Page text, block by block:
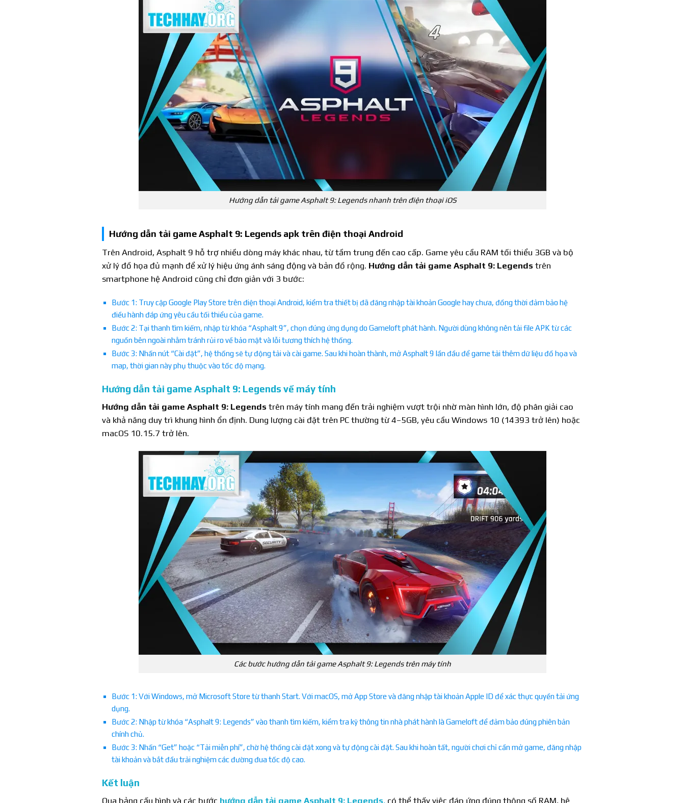
Hướng dẫn tải game Asphalt 9: Legends nhanh trên điện thoại iOS
Hướng dẫn tải game Asphalt 9: Legends apk trên điện thoại Android
Trên Android, Asphalt 9 hỗ trợ nhiều dòng máy khác nhau, từ tầm trung đến cao cấp. Game yêu cầu RAM tối thiểu 3GB và bộ
xử lý đồ họa đủ mạnh để xử lý hiệu ứng ánh sáng động và bản đồ rộng. Hướng dẫn tải game Asphalt 9: Legends trên
smartphone hệ Android cũng chỉ đơn giản với 3 bước:
Bước 1: Truy cập Google Play Store trên điện thoại Android, kiểm tra thiết bị đã đăng nhập tài khoản Google hay chưa, đồng thời đảm bảo hệ
điều hành đáp ứng yêu cầu tối thiểu của game.
Bước 2: Tại thanh tìm kiếm, nhập từ khóa “Asphalt 9”, chọn đúng ứng dụng do Gameloft phát hành. Người dùng không nên tải file APK từ các
nguồn bên ngoài nhằm tránh rủi ro về bảo mật và lỗi tương thích hệ thống.
Bước 3: Nhấn nút “Cài đặt”, hệ thống sẽ tự động tải và cài game. Sau khi hoàn thành, mở Asphalt 9 lần đầu để game tải thêm dữ liệu đồ họa và
map, thời gian này phụ thuộc vào tốc độ mạng.
Hướng dẫn tải game Asphalt 9: Legends về máy tính
Hướng dẫn tải game Asphalt 9: Legends trên máy tính mang đến trải nghiệm vượt trội nhờ màn hình lớn, độ phân giải cao
và khả năng duy trì khung hình ổn định. Dung lượng cài đặt trên PC thường từ 4–5GB, yêu cầu Windows 10 (14393 trở lên) hoặc
macOS 10.15.7 trở lên.
Các bước hướng dẫn tải game Asphalt 9: Legends trên máy tính
Bước 1: Với Windows, mở Microsoft Store từ thanh Start. Với macOS, mở App Store và đăng nhập tài khoản Apple ID để xác thực quyền tải ứng
dụng.
Bước 2: Nhập từ khóa “Asphalt 9: Legends” vào thanh tìm kiếm, kiểm tra kỹ thông tin nhà phát hành là Gameloft để đảm bảo đúng phiên bản
chính chủ.
Bước 3: Nhấn “Get” hoặc “Tải miễn phí”, chờ hệ thống cài đặt xong và tự động cài đặt. Sau khi hoàn tất, người chơi chỉ cần mở game, đăng nhập
tài khoản và bắt đầu trải nghiệm các đường đua tốc độ cao.
Kết luận
Qua bảng cấu hình và các bước hướng dẫn tải game Asphalt 9: Legends, có thể thấy việc đáp ứng đúng thông số RAM, hệ